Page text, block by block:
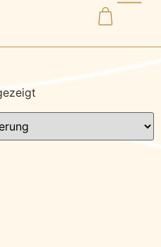
mit „Isis-Pendel“